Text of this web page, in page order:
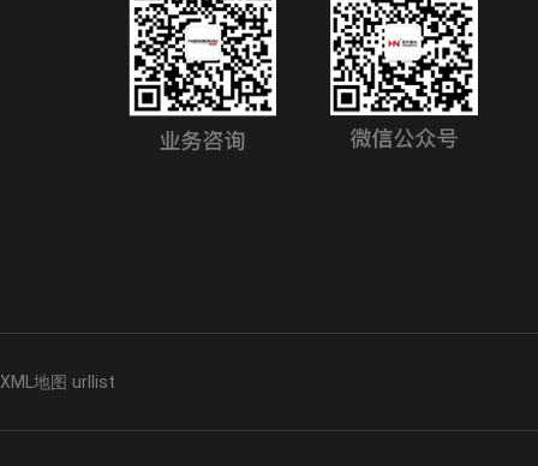
XML地图 urllist